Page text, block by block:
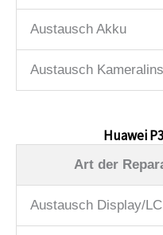
Austausch Akku
Austausch
Huawei
Art der
Austausch Display/